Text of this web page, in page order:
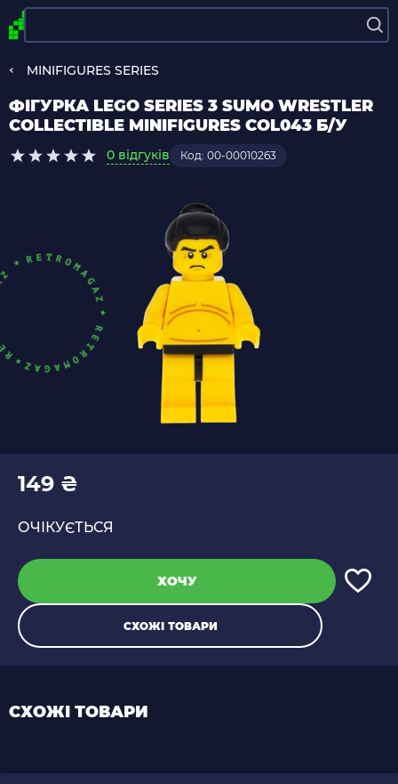
MINIFIGURES SERIES
ФІГУРКА LEGO SERIES 3 SUMO WRESTLER
COLLECTIBLE MINIFIGURES COL043 Б/У
0 відгуків Код: 00-00010263
149 ₴
ОЧІКУЄТЬСЯ
ХОЧУ
СХОЖІ ТОВАРИ
СХОЖІ ТОВАРИ